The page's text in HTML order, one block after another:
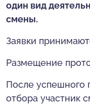
один вид
смены.
Заявки
Размещение
После успешного
отбора участник